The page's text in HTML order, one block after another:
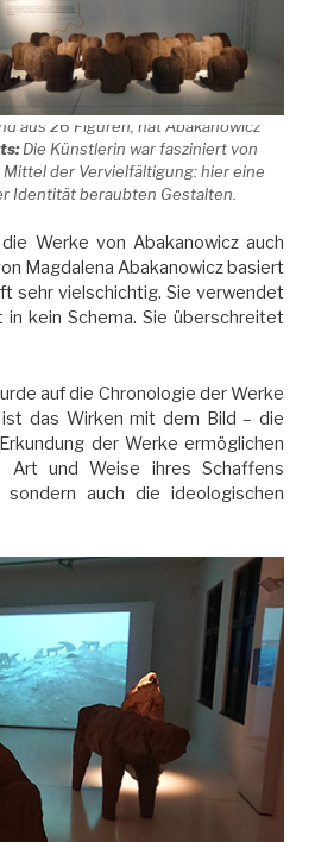
aus 26 Figuren, hat Abakanowicz
Die Künstlerin war fasziniert von
der Vervielfältigung: hier eine
Identität beraubten Gestalten.
Werke von Abakanowicz auch
Magdalena Abakanowicz basiert
sehr vielschichtig. Sie verwendet
kein Schema. Sie überschreitet
auf die Chronologie der Werke
das Wirken mit dem Bild – die
der Werke ermöglichen
und Weise ihres Schaffens
auch die ideologischen